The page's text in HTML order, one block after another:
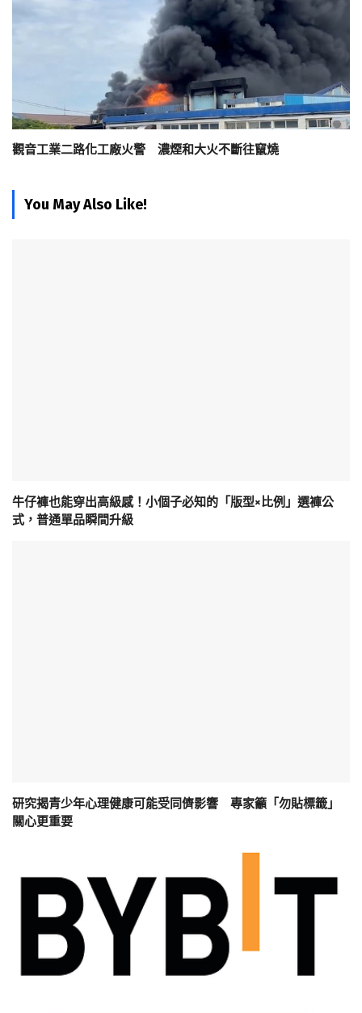
觀音工業二路化工廠火警 濃煙和大火不斷往竄燒
You May Also Like!
牛仔褲也能穿出高級感！小個子必知的「版型×比例」選褲公
式，普通單品瞬間升級
研究揭青少年心理健康可能受同儕影響 專家籲「勿貼標籤」
關心更重要